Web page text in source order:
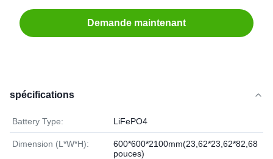
Demande maintenant
spécifications
Battery Type: LiFePO4
Dimension (L*W*H):
600*600*2100mm(23,62*23,62*82,68
pouces)